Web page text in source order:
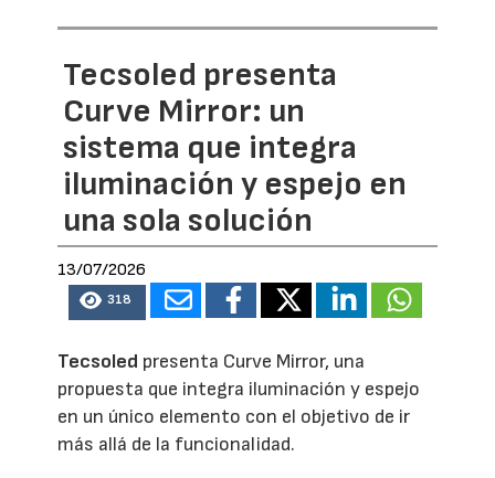
Tecsoled presenta
Curve Mirror: un
sistema que integra
iluminación y espejo en
una sola solución
13/07/2026
318
Tecsoled presenta Curve Mirror, una
propuesta que integra iluminación y espejo
en un único elemento con el objetivo de ir
más allá de la funcionalidad.